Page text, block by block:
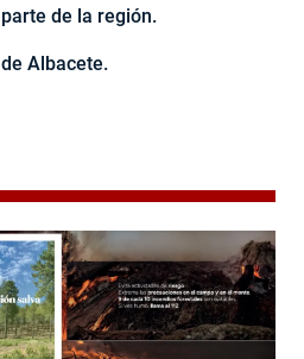
de la región.
Albacete.